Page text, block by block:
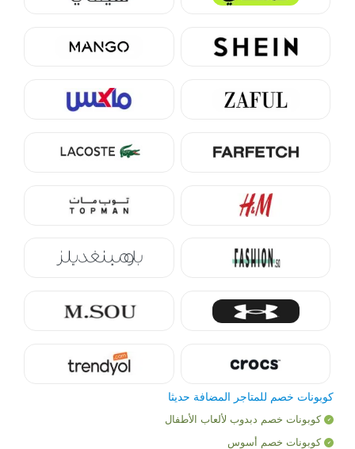
كوبونات خصم للمتاجر المضافة حديثا
كوبونات خصم دبدوب لألعاب الأطفال
كوبونات خصم أسوس